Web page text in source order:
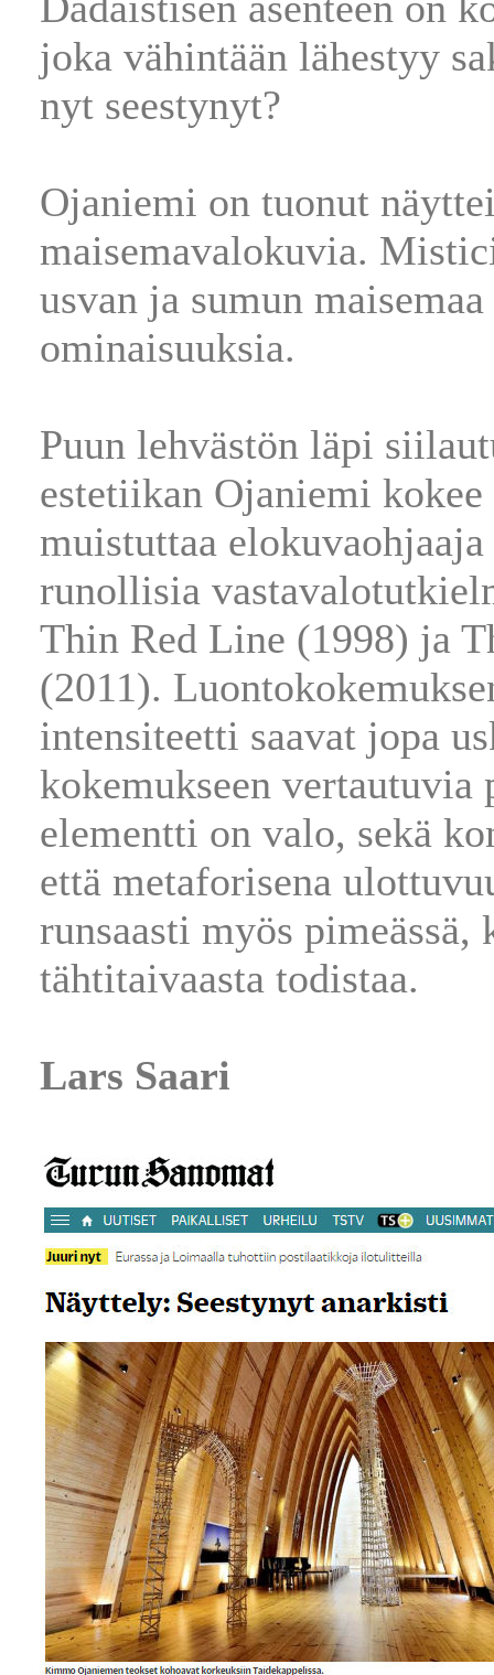
joka vähintään lähestyy
nyt seestynyt?
Ojaniemi on tuonut
maisemavalokuvia.
usvan ja sumun
ominaisuuksia.
Puun lehvästön läpi
estetiikan Ojaniemi
muistuttaa
runollisia
Thin Red Line (1998) ja
(2011).
intensiteetti saavat jopa
kokemukseen
elementti on valo, sekä
että metaforisena
runsaasti myös pimeässä,
tähtitaivaasta todistaa.
Lars Saari